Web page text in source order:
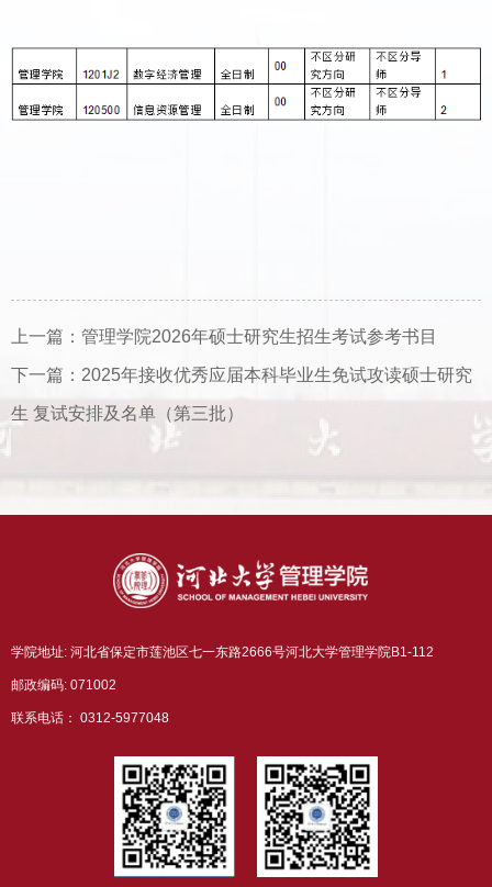
上一篇： 管理学院2026年硕士研究生招生考试参考书目
下一篇： 2025年接收优秀应届本科毕业生免试攻读硕士研究
生 复试安排及名单（第三批）
学院地址: 河北省保定市莲池区七一东路2666号河北大学管理学院B1-112
邮政编码: 071002
联系电话： 0312-5977048